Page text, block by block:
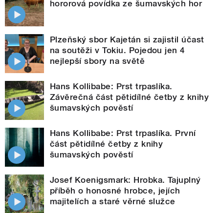
hororová povídka ze šumavských hor
Plzeňský sbor Kajetán si zajistil účast
na soutěži v Tokiu. Pojedou jen 4
nejlepší sbory na světě
Hans Kollibabe: Prst trpaslíka.
Závěrečná část pětidílné četby z knihy
šumavských pověstí
Hans Kollibabe: Prst trpaslíka. První
část pětidílné četby z knihy
šumavských pověstí
Josef Koenigsmark: Hrobka. Tajuplný
příběh o honosné hrobce, jejích
majitelích a staré věrné služce